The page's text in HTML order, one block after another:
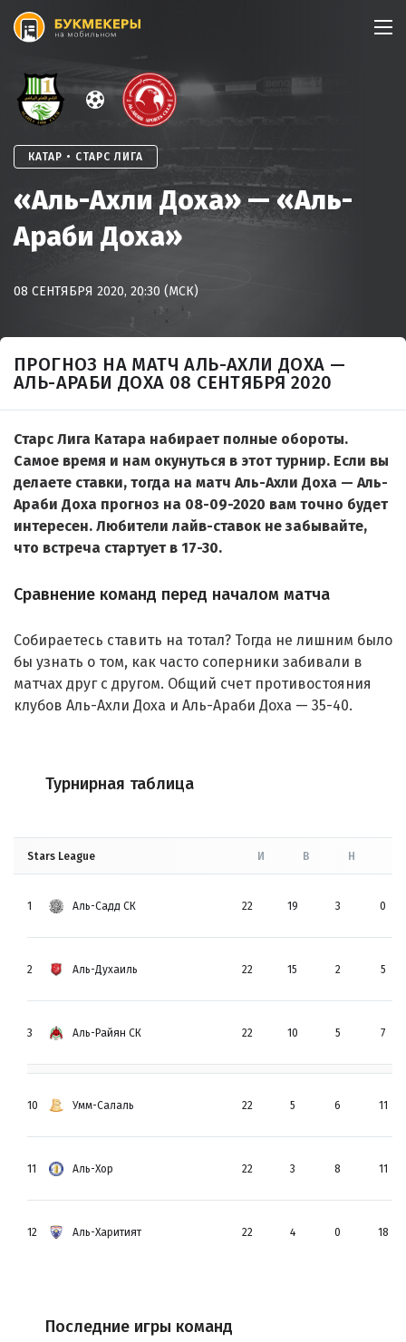
Skip
КАТАР • СТАРС ЛИГА
«Аль-Ахли Доха» — «Аль-
Араби Доха»
08 СЕНТЯБРЯ 2020, 20:30 (МСК)
ПРОГНОЗ НА МАТЧ АЛЬ-АХЛИ ДОХА —
АЛЬ-АРАБИ ДОХА 08 СЕНТЯБРЯ 2020
Старс Лига Катара набирает полные обороты.
Самое время и нам окунуться в этот турнир. Если вы
делаете ставки, тогда на матч Аль-Ахли Доха — Аль-
Араби Доха прогноз на 08-09-2020 вам точно будет
интересен. Любители лайв-ставок не забывайте,
что встреча стартует в 17-30.
Сравнение команд перед началом матча
Собираетесь ставить на тотал? Тогда не лишним было
бы узнать о том, как часто соперники забивали в
матчах друг с другом. Общий счет противостояния
клубов Аль-Ахли Доха и Аль-Араби Доха — 35-40.
Турнирная таблица
Stars League И В Н
1 Аль-Садд СК 22 19 3 0
2 Аль-Духаиль 22 15 2 5
3 Аль-Райян СК 22 10 5 7
10 Умм-Салаль 22 5 6 11
11 Аль-Хор 22 3 8 11
12 Аль-Харитият 22 4 0 18
Последние игры команд